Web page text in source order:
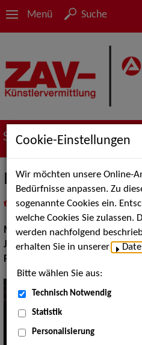
Menü Suche
Suche nach
Inka Hellmich
inMeine Merklistelegen
Musik:Pop, Rock & Tanzmusik,
Jazz:Standards und Swing
Pop Rock Tanzmusik:
Cookie-Einstellungen
Wir möchten unsere Online-
Bedürfnisse anpassen. Zu
sogenannte Cookies ein.
welche Cookies Sie zulassen.
werden nachfolgend
erhalten Sie in unserer
Bitte wählen Sie aus:
Technisch Notwendig
Statistik
Personalisierung